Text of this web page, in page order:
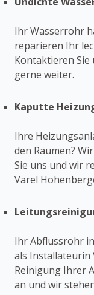
Ihr Wasserrohr
reparieren Ihr
Kontaktieren
gerne weiter.
Kaputte
Ihre
den Räumen?
Sie uns und wir
Varel
Ihr Abflussrohr
als Installateurin
Reinigung Ihrer
an und wir